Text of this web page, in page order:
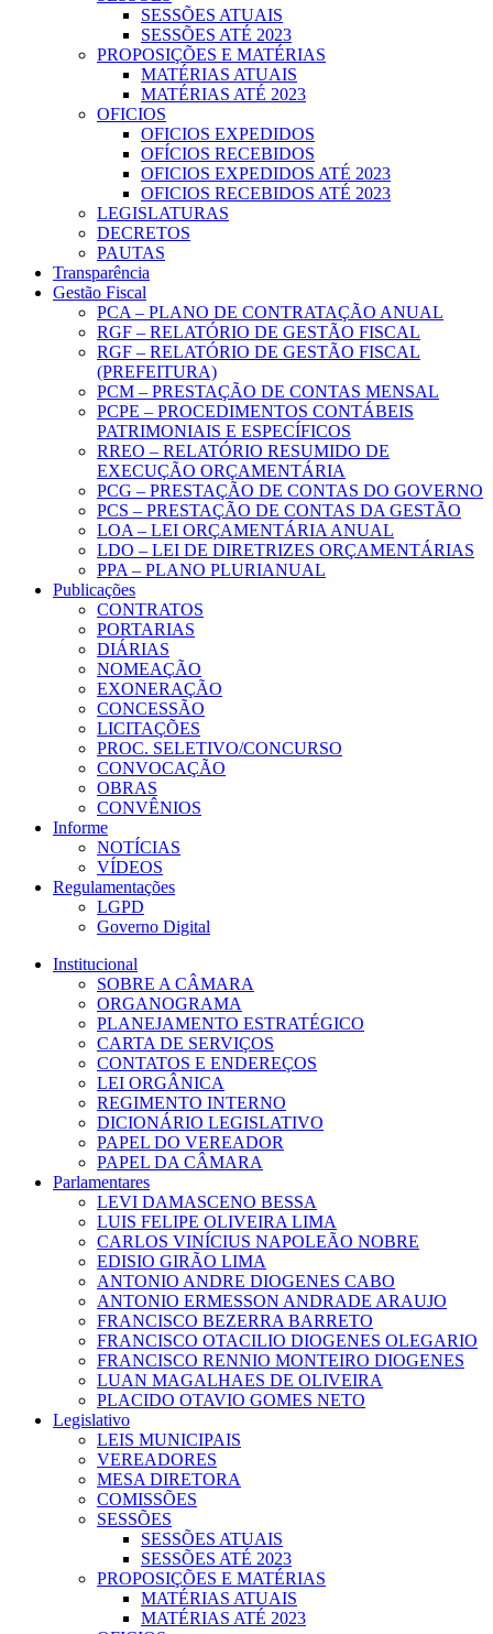
SESSÕES ATUAIS
SESSÕES ATÉ 2023
PROPOSIÇÕES E MATÉRIAS
MATÉRIAS ATUAIS
MATÉRIAS ATÉ 2023
OFICIOS
OFICIOS EXPEDIDOS
OFÍCIOS RECEBIDOS
OFICIOS EXPEDIDOS ATÉ 2023
OFICIOS RECEBIDOS ATÉ 2023
LEGISLATURAS
DECRETOS
PAUTAS
Transparência
Gestão Fiscal
PCA – PLANO DE CONTRATAÇÃO ANUAL
RGF – RELATÓRIO DE GESTÃO FISCAL
RGF – RELATÓRIO DE GESTÃO FISCAL
(PREFEITURA)
PCM – PRESTAÇÃO DE CONTAS MENSAL
PCPE – PROCEDIMENTOS CONTÁBEIS
PATRIMONIAIS E ESPECÍFICOS
RREO – RELATÓRIO RESUMIDO DE
EXECUÇÃO ORÇAMENTÁRIA
PCG – PRESTAÇÃO DE CONTAS DO GOVERNO
PCS – PRESTAÇÃO DE CONTAS DA GESTÃO
LOA – LEI ORÇAMENTÁRIA ANUAL
LDO – LEI DE DIRETRIZES ORÇAMENTÁRIAS
PPA – PLANO PLURIANUAL
Publicações
CONTRATOS
PORTARIAS
DIÁRIAS
NOMEAÇÃO
EXONERAÇÃO
CONCESSÃO
LICITAÇÕES
PROC. SELETIVO/CONCURSO
CONVOCAÇÃO
OBRAS
CONVÊNIOS
Informe
NOTÍCIAS
VÍDEOS
Regulamentações
LGPD
Governo Digital
Institucional
SOBRE A CÂMARA
ORGANOGRAMA
PLANEJAMENTO ESTRATÉGICO
CARTA DE SERVIÇOS
CONTATOS E ENDEREÇOS
LEI ORGÂNICA
REGIMENTO INTERNO
DICIONÁRIO LEGISLATIVO
PAPEL DO VEREADOR
PAPEL DA CÂMARA
Parlamentares
LEVI DAMASCENO BESSA
LUIS FELIPE OLIVEIRA LIMA
CARLOS VINÍCIUS NAPOLEÃO NOBRE
EDISIO GIRÃO LIMA
ANTONIO ANDRE DIOGENES CABO
ANTONIO ERMESSON ANDRADE ARAUJO
FRANCISCO BEZERRA BARRETO
FRANCISCO OTACILIO DIOGENES OLEGARIO
FRANCISCO RENNIO MONTEIRO DIOGENES
LUAN MAGALHAES DE OLIVEIRA
PLACIDO OTAVIO GOMES NETO
Legislativo
LEIS MUNICIPAIS
VEREADORES
MESA DIRETORA
COMISSÕES
SESSÕES
SESSÕES ATUAIS
SESSÕES ATÉ 2023
PROPOSIÇÕES E MATÉRIAS
MATÉRIAS ATUAIS
MATÉRIAS ATÉ 2023